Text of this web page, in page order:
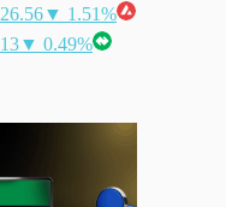
▼ 1.51%
▼ 0.49%